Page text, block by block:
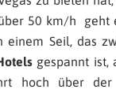
50 km/h geht
einem Seil, das
gespannt ist,
hoch über der